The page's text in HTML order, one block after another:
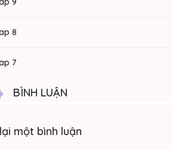
8
7
6BÌNH LUẬN
một bình luận